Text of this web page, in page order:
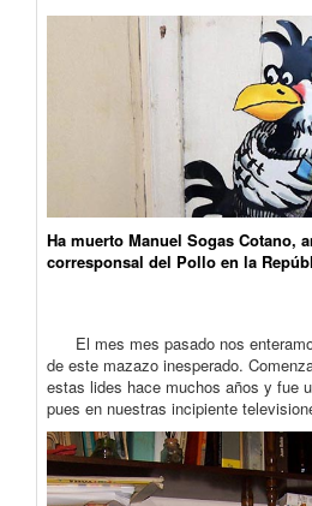
Ha muerto Manuel Sogas Cotano,
corresponsal del Pollo en la
El mes mes pasado nos
de este mazazo inesperado.
estas lides hace muchos años y fue
pues en nuestras incipiente